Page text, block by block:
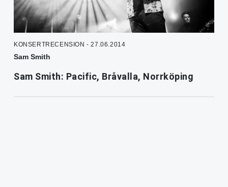
KONSERTRECENSION - 27.06.2014
Sam Smith
Sam Smith: Pacific, Bråvalla, Norrköping